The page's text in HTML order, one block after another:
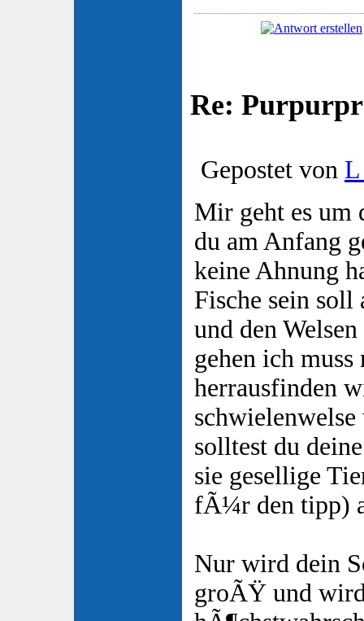
Re:
Gepostet von L
Mir geht es um
du am Anfang
keine Ahnung
Fische sein soll
und den
gehen ich
herrausfinden
solltest du
sie gesellige
fÃ¼r den tipp)
Nur wird dein
groÃŸ und